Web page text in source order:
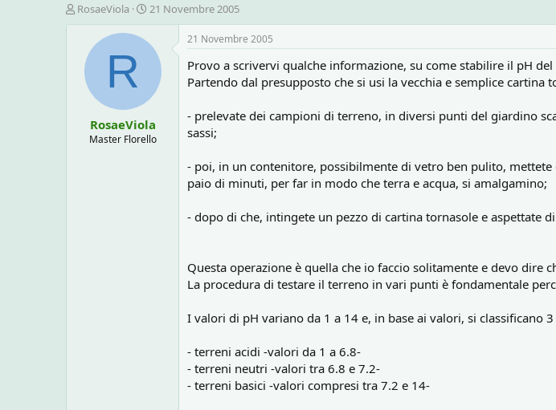
C
r
RosaeViola
D
a
a
i
i
z
21 Novembre 2005
R
RosaeViola
Master Florello
21 Novembre 2005
Provo a scrivervi qualche informazione, su come stabilire il pH
Partendo dal presupposto che si usi la vecchia e semplice
- prelevate dei campioni di terreno, in diversi punti del giardino
sassi;
- poi, in un contenitore, possibilmente di vetro ben pulito,
paio di minuti, per far in modo che terra e acqua, si amalgamino;
- dopo di che, intingete un pezzo di cartina tornasole e aspettate
Questa operazione è quella che io faccio solitamente e devo dire
La procedura di testare il terreno in vari punti è fondamentale
I valori di pH variano da 1 a 14 e, in base ai valori, si classificano
- terreni acidi -valori da 1 a 6.8-
- terreni neutri -valori tra 6.8 e 7.2-
- terreni basici -valori compresi tra 7.2 e 14-